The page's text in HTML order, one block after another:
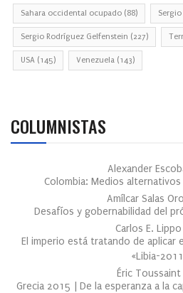
Sahara occidental ocupado (88)
Sergio Rodríguez Gelfenstein (227)
USA (145) Venezuela (143)
COLUMNISTAS
Alexander
Colombia: Medios
Amílcar Salas
Desafíos y gobernabilidad del
Carlos E. Lippo
El imperio está tratando de aplicar
«Libia-
Éric Toussaint
Grecia 2015 | De la esperanza a la